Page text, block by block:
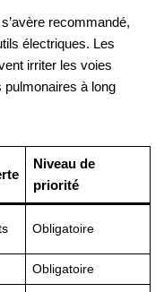
s’avère recommandé,
électriques. Les
irriter les voies
à long
Niveau de
priorité
Obligatoire
Obligatoire